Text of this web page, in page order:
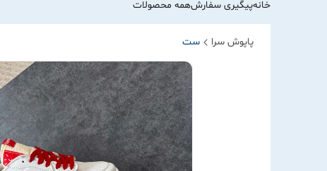
خانهپیگیری سفارشهمه محصولات
پاپوش سرا ست